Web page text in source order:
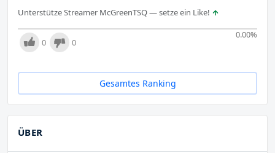
Unterstütze Streamer McGreenTSQ — setze ein Like!
0.00%
0 0
Gesamtes Ranking
ÜBER